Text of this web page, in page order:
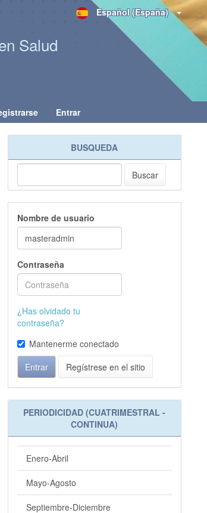
Español (España)
Salud
Entrar
BUSQUEDA
Buscar
Nombre de usuario
Contraseña
¿Has olvidado tu
contraseña?
Mantenerme conectado
Entrar
Regístrese en el sitio
PERIODICIDAD (CUATRIMESTRAL -
CONTINUA)
Enero-Abril
Mayo-Agosto
Septiembre-Diciembre